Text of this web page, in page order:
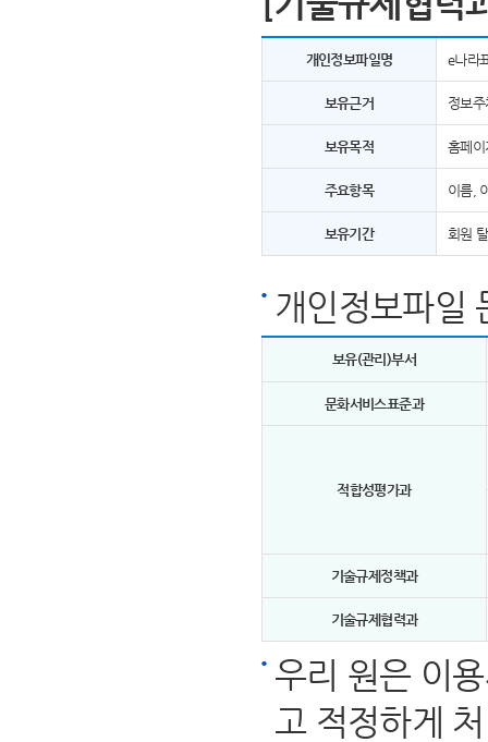
개인정보파일명 e나라
보유근거 정보
보유목적 홈페
주요항목 이름,
보유기간 회원
개인정보파일
보유(관리)부서
문화서비스표준과
적합성평가과
기술규제정책과
기술규제협력과
우리 원은 이
고 적정하게